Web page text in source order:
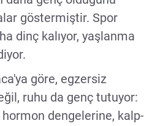
göstermiştir. Spor
dinç kalıyor, yaşlanma
göre, egzersiz
ruhu da genç tutuyor:
dengelerine, kalp-